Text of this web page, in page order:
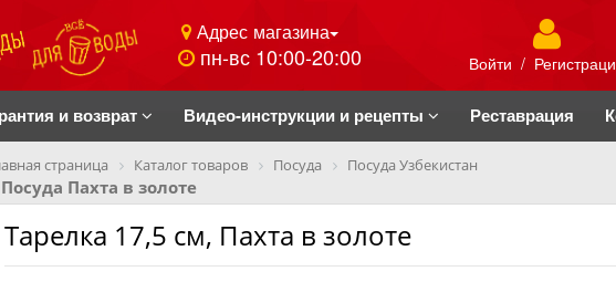
Адрес магазина
пн-вс 10:00-20:00 Войти /
и возврат Видео-инструкции и рецепты Реставрация
страница Каталог товаров Посуда Посуда Узбекистан
Посуда Пахта в золоте
Тарелка 17,5 см, Пахта в золоте